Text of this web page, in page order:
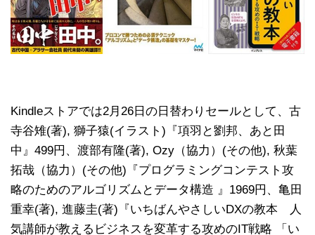
Kindleストアでは2月26日の日替わりセールとして、古
寺谷雉(著), 獅子猿(イラスト)『項羽と劉邦、あと田
中』499円、渡部有隆(著), Ozy（協力）(その他), 秋葉
拓哉（協力）(その他)『プログラミングコンテスト攻
略のためのアルゴリズムとデータ構造 』1969円、亀田
重幸(著), 進藤圭(著)『いちばんやさしいDXの教本 人
気講師が教えるビジネスを変革する攻めのIT戦略 「い